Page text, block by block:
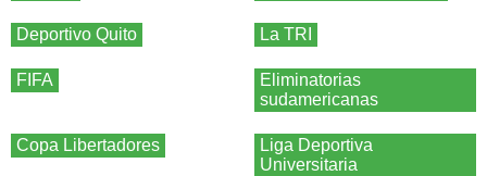
Deportivo Quito La TRI
FIFA
Eliminatorias
sudamericanas
Copa Libertadores
Liga Deportiva
Universitaria